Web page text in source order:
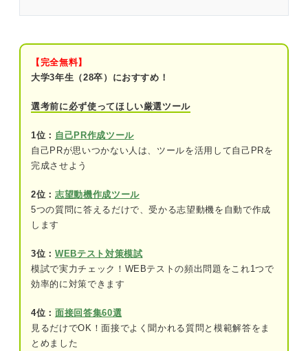
③面接への意気込みや感謝の内容
付き
学校での取り組みに関する自己紹介例文
②サークル活動
④留学
⑥アルバイト
【完全無料】
大学3年生（28卒）におすすめ！
選考前に必ず使ってほしい厳選ツール
1位： 自己PR作成ツール
自己PRが思いつかない人は、ツールを活用して自己PRを
完成させよう
2位： 志望動機作成ツール
5つの質問に答えるだけで、受かる志望動機を自動で作成
します
3位： WEBテスト対策模試
模試で実力チェック！WEBテストの頻出問題をこれ1つで
効率的に対策できます
4位： 面接回答集60選
見るだけでOK！面接でよく聞かれる質問と模範解答をま
とめました
面接の自己紹介の基本構成
②具体的なエピソード